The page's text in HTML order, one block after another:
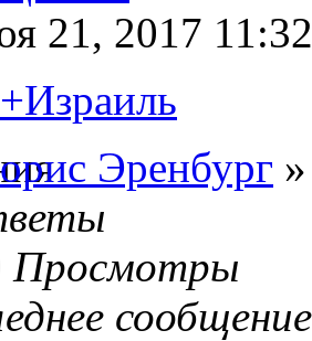
21, 2017
Эренбург
Просмотры